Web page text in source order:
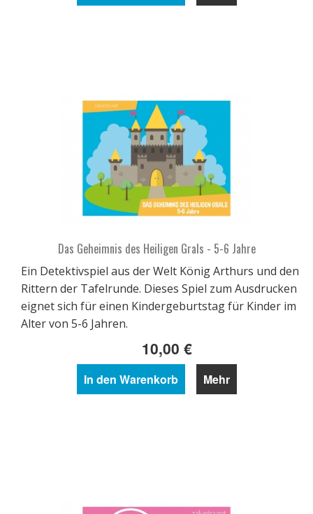
Das Geheimnis des Heiligen Grals - 5-6 Jahre
Ein Detektivspiel aus der Welt König Arthurs und den
Rittern der Tafelrunde. Dieses Spiel zum Ausdrucken
eignet sich für einen Kindergeburtstag für Kinder im
Alter von 5-6 Jahren.
10,00 €
In den Warenkorb Mehr